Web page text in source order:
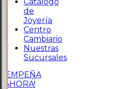
de
Joyería
Centro
Cambiario
Nuestras
Sucursales
¡EMPEÑA
AHORA!